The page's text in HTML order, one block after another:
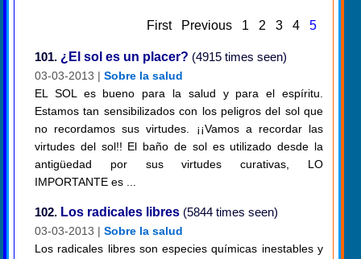
First Previous 1 2 3 4 5
101. ¿El sol es un placer? (4915 times seen)
03-03-2013 | Sobre la salud
EL SOL es bueno para la salud y para el espíritu.
Estamos tan sensibilizados con los peligros del sol que
no recordamos sus virtudes. ¡¡Vamos a recordar las
virtudes del sol!! El baño de sol es utilizado desde la
antigüedad por sus virtudes curativas, LO
IMPORTANTE es ...
102. Los radicales libres (5844 times seen)
03-03-2013 | Sobre la salud
Los radicales libres son especies químicas inestables y